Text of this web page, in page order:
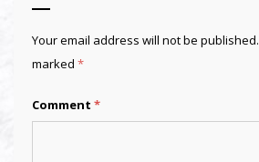
Your email address will not be published.
marked *
Comment *